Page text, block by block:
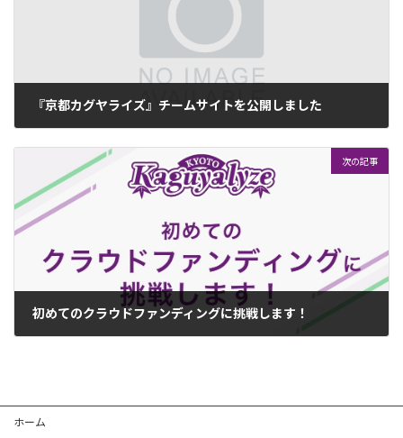
『京都カグヤライズ』チームサイトを公開しました
次の記事
初めてのクラウドファンディングに挑戦します！
ホーム